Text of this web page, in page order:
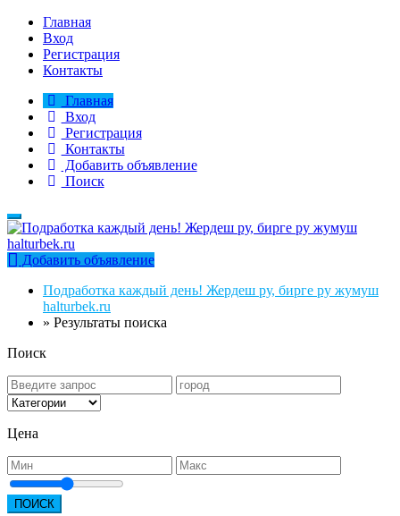
Главная
Вход
Регистрация
Контакты
Главная
Вход
Регистрация
Контакты
Добавить объявление
Поиск
Добавить объявление
Подработка каждый день! Жердеш ру, бирге ру жумуш
halturbek.ru
» Результаты поиска
Поиск
Цена
ПОИСК